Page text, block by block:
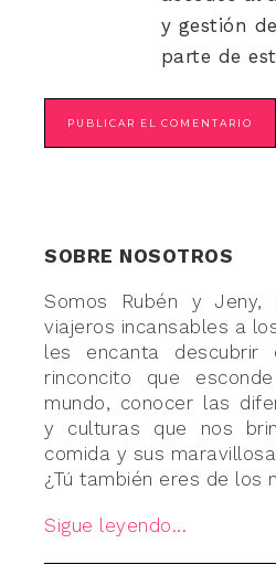
y gestión
parte de
SOBRE NOSOTROS
Somos Rubén y Jeny,
viajeros incansables a
les encanta descubrir
rinconcito que
mundo, conocer las
y culturas que nos
comida y sus
¿Tú también eres de los
Sigue leyendo...